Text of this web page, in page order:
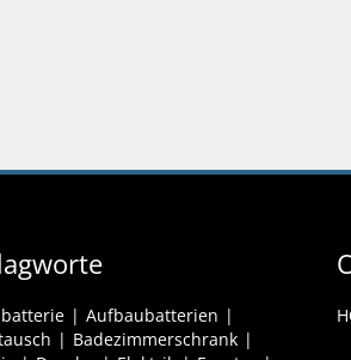
Aufbaubatterien
Badezimmerschrank